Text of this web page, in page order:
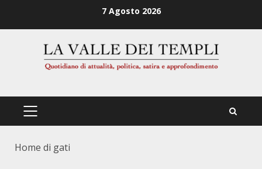
7 Agosto 2026
PRIMÄRES
Home di gati